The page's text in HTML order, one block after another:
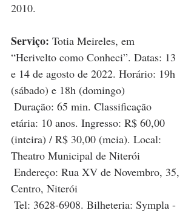
2010.
Serviço: Totia Meireles, em
“Herivelto como Conheci”. Datas: 13
e 14 de agosto de 2022. Horário: 19h
(sábado) e 18h (domingo)
etária: 10 anos. Ingresso: R$ 60,00
(inteira) / R$ 30,00 (meia). Local:
Theatro Municipal de Niterói
Centro, Niterói
Tel: 3628-6908. Bilheteria: Sympla -